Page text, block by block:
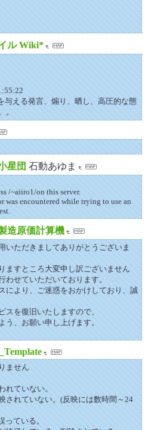
ル Wiki*
える発言、煽り、晒し、高圧的な態
。
星団 石動あゆま
/~aiiro1/on this server.
was encountered while trying to use an
造原価計算機
いただきましてありがとうございま
ますところ大変申し訳ございません
せていただいております。
により、ご迷惑をおかけしており、誠
スを復旧いたしますので、
う、お願い申し上げます。
ません
れていない。
されていない。(反映には数時間～24
っている。